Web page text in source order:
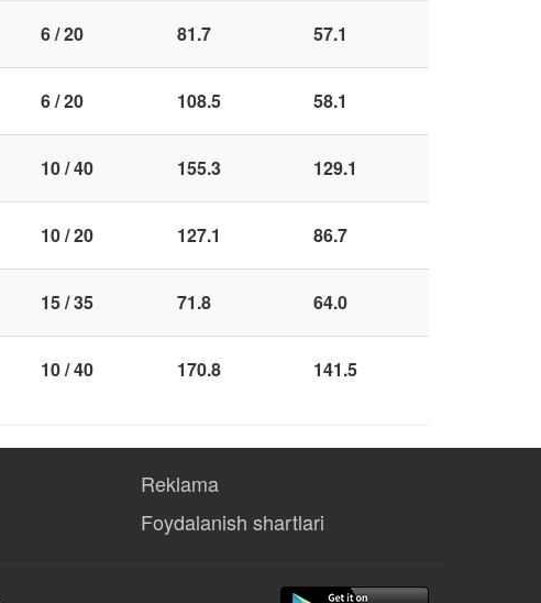
6 / 20 81.7 57.1
6 / 20 108.5 58.1
10 / 40 155.3 129.1
10 / 20 127.1 86.7
15 / 35 71.8 64.0
10 / 40 170.8 141.5
Reklama
Foydalanish shartlari